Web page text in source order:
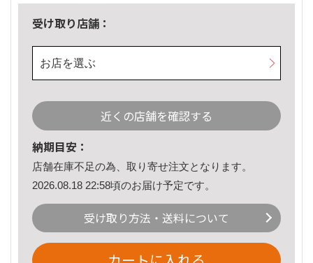
受け取り店舗：
お店を選ぶ
近くの店舗を確認する
納期目安：
店舗在庫不足の為、取り寄せ注文となります。
2026.08.18 22:58頃のお届け予定です。
受け取り方法・送料について